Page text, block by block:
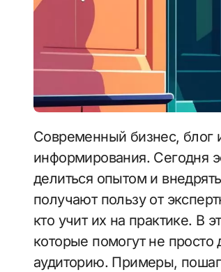
Современный бизнес, блог или медиа давно вышли за рамки простого
информирования. Сегодня
делиться опытом и
получают пользу от
кто учит их на практике. В
которые помогут не
аудиторию. Примеры,